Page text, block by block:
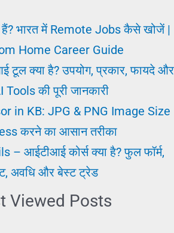
भारत में Remote Jobs कैसे खोजें |
Home Career Guide
टूल क्या है? उपयोग, प्रकार, फायदे और
Tools की पूरी जानकारी
in KB: JPG & PNG Image Size
करने का आसान तरीका
– आईटीआई कोर्स क्या है? फुल फॉर्म,
अवधि और बेस्ट ट्रेड
Viewed Posts